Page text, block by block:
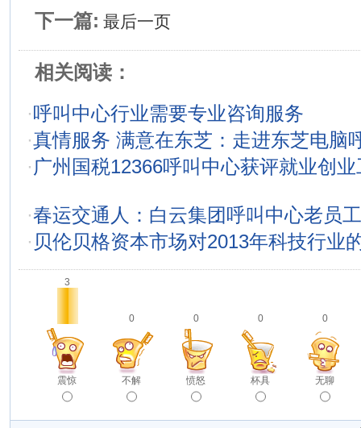
下一篇: 最后一页
相关阅读：
·呼叫中心行业需要专业咨询服务
·真情服务 满意在东芝：走进东芝电脑
· 广州国税12366呼叫中心获评就业创
·春运交通人：白云集团呼叫中心老员
· 贝伦贝格资本市场对2013年科技行业
3
震惊
0
不解
0
愤怒
0
杯具
0
无聊